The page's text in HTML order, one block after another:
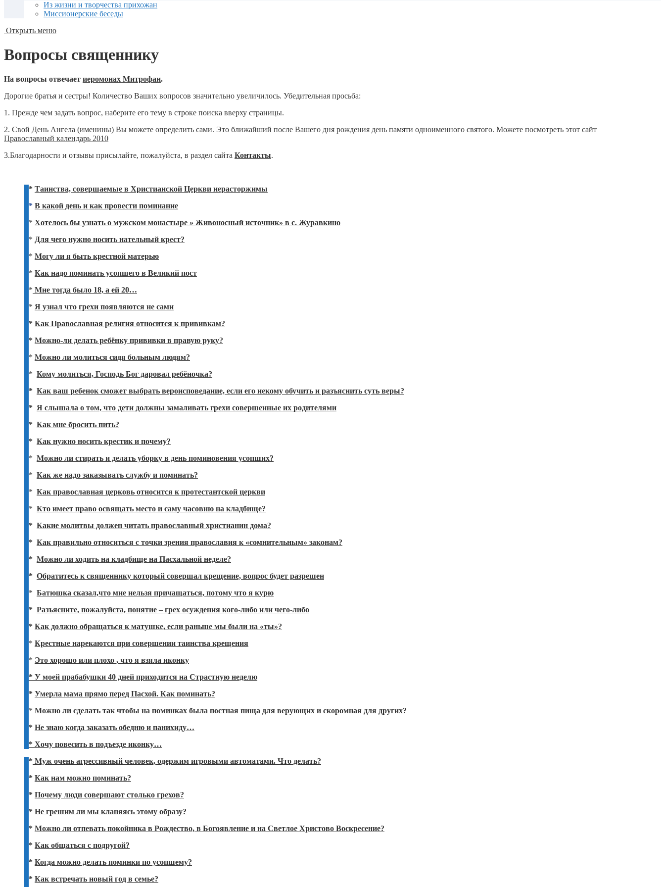
Из жизни и творчества прихожан
Миссионерские беседы
Открыть меню
Вопросы священнику
На вопросы отвечает иеромонах Митрофан.
Дорогие братья и сестры! Количество Ваших вопросов значительно увеличилось. Убедительная просьба:
1. Прежде чем задать вопрос, наберите его тему в строке поиска вверху страницы.
2. Свой День Ангела (именины) Вы можете определить сами. Это ближайший после Вашего дня рождения день памяти одноименного святого. Можете посмотреть этот сайт
Православный календарь 2010
3.Благодарности и отзывы присылайте, пожалуйста, в раздел сайта Контакты.
* Таинства, совершаемые в Христианской Церкви нерасторжимы
* В какой день и как провести поминание
* Хотелось бы узнать о мужском монастыре » Живоносный источник» в с. Журавкино
* Для чего нужно носить нательный крест?
* Могу ли я быть крестной матерью
* Как надо поминать усопшего в Великий пост
* Мне тогда было 18, а ей 20…
* Я узнал что грехи появляются не сами
* Как Православная религия относится к прививкам?
* Можно-ли делать ребёнку прививки в правую руку?
* Можно ли молиться сидя больным людям?
* Кому молиться, Господь Бог даровал ребёночка?
* Как ваш ребенок сможет выбрать вероисповедание, если его некому обучить и разъяснить суть веры?
* Я слышала о том, что дети должны замаливать грехи совершенные их родителями
* Как мне бросить пить?
* Как нужно носить крестик и почему?
* Можно ли стирать и делать уборку в день поминовения усопших?
* Как же надо заказывать службу и поминать?
* Как православная церковь относится к протестантской церкви
* Кто имеет право освящать место и саму часовню на кладбище?
* Какие молитвы должен читать православный христианин дома?
* Как правильно относиться с точки зрения православия к «сомнительным» законам?
* Можно ли ходить на кладбище на Пасхальной неделе?
* Обратитесь к священнику который совершал крещение, вопрос будет разрешен
* Батюшка сказал,что мне нельзя причащаться, потому что я курю
* Разъясните, пожалуйста, понятие – грех осуждения кого-либо или чего-либо
* Как должно обращаться к матушке, если раньше мы были на «ты»?
* Крестные нарекаются при совершении таинства крещения
* Это хорошо или плохо , что я взяла иконку
* У моей прабабушки 40 дней приходится на Страстную неделю
* Умерла мама прямо перед Пасхой. Как поминать?
* Можно ли сделать так чтобы на поминках была постная пища для верующих и скоромная для других?
* Не знаю когда заказать обедню и панихиду…
* Хочу повесить в подъезде иконку…
* Муж очень агрессивный человек, одержим игровыми автоматами. Что делать?
* Как нам можно поминать?
* Почему люди совершают столько грехов?
* Не грешим ли мы кланяясь этому образу?
* Можно ли отпевать покойника в Рождество, в Богоявление и на Светлое Христово Воскресение?
* Как общаться с подругой?
* Когда можно делать поминки по усопшему?
* Как встречать новый год в семье?